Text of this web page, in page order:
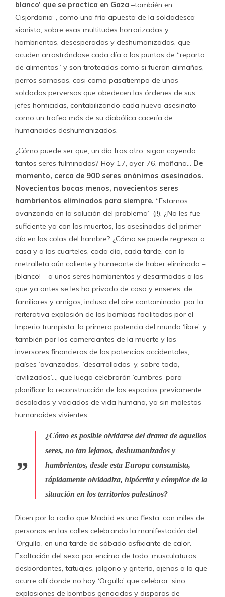
blanco’ que se practica en Gaza –también en
Cisjordania–, como una fría apuesta de la soldadesca
sionista, sobre esas multitudes horrorizadas y
hambrientas, desesperadas y deshumanizadas, que
acuden arrastrándose cada día a los puntos de “reparto
de alimentos” y son tiroteados como si fueran alimañas,
perros sarnosos, casi como pasatiempo de unos
soldados perversos que obedecen las órdenes de sus
jefes homicidas, contabilizando cada nuevo asesinato
como un trofeo más de su diabólica cacería de
humanoides deshumanizados.
¿Cómo puede ser que, un día tras otro, sigan cayendo
tantos seres fulminados? Hoy 17, ayer 76, mañana… De
momento, cerca de 900 seres anónimos asesinados.
Novecientas bocas menos, novecientos seres
hambrientos eliminados para siempre. “Estamos
avanzando en la solución del problema” (¡!). ¿No les fue
suficiente ya con los muertos, los asesinados del primer
día en las colas del hambre? ¿Cómo se puede regresar a
casa y a los cuarteles, cada día, cada tarde, con la
metralleta aún caliente y humeante de haber eliminado –
¡blanco!—a unos seres hambrientos y desarmados a los
que ya antes se les ha privado de casa y enseres, de
familiares y amigos, incluso del aire contaminado, por la
reiterativa explosión de las bombas facilitadas por el
Imperio trumpista, la primera potencia del mundo ‘libre’, y
también por los comerciantes de la muerte y los
inversores financieros de las potencias occidentales,
países ‘avanzados’, ‘desarrollados’ y, sobre todo,
‘civilizados’…, que luego celebrarán ‘cumbres’ para
planificar la reconstrucción de los espacios previamente
desolados y vaciados de vida humana, ya sin molestos
humanoides vivientes.
¿Cómo es posible olvidarse del drama de aquellos
seres, no tan lejanos, deshumanizados y
hambrientos, desde esta Europa consumista,
rápidamente olvidadiza, hipócrita y cómplice de la
situación en los territorios palestinos?
Dicen por la radio que Madrid es una fiesta, con miles de
personas en las calles celebrando la manifestación del
‘Orgullo’, en una tarde de sábado asfixiante de calor.
Exaltación del sexo por encima de todo, musculaturas
desbordantes, tatuajes, jolgorio y griterío, ajenos a lo que
ocurre allí donde no hay ‘Orgullo’ que celebrar, sino
explosiones de bombas genocidas y disparos de